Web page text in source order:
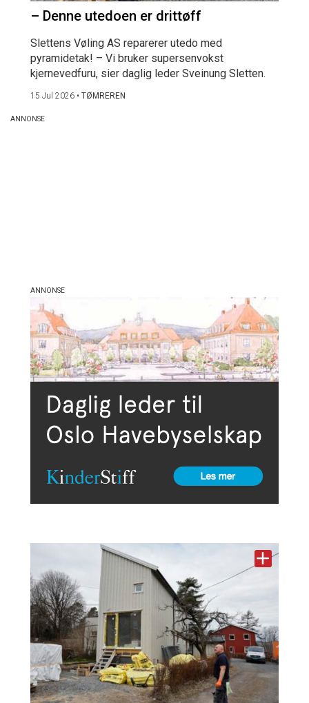
– Denne utedoen er drittøff
Slettens Vøling AS reparerer utedo med
pyramidetak! – Vi bruker supersenvokst
kjernevedfuru, sier daglig leder Sveinung Sletten.
15 Jul 2026 • TØMREREN